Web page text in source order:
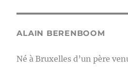
ALAIN BERENBOOM
Né à Bruxelles d’un père